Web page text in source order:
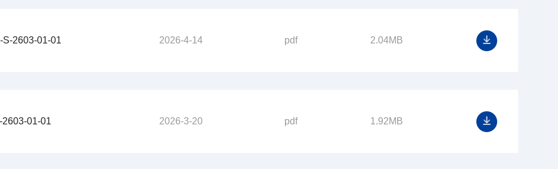
S-2603-01-01 2026-4-14 pdf 2.04MB
2603-01-01 2026-3-20 pdf 1.92MB